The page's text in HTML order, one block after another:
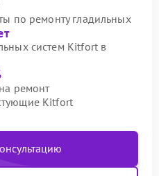
по ремонту гладильных
систем Kitfort в
ремонт
Kitfort